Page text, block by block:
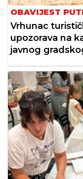
OBAVIJEST
Vrhunac
upozorava na
javnog